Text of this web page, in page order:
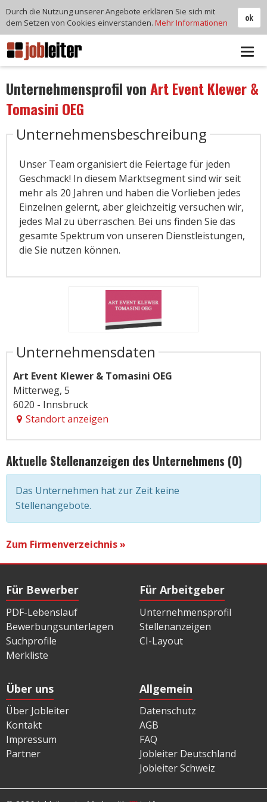
Unternehmensprofil vonArt Event Klewer &
Tomasini OEG
Unternehmensbeschreibung
Unser Team organisiert die Feiertage für jeden
Geschmack! In diesem Marktsegment sind wir seit
mehr als 20 Jahren und haben die Vorlieben jedes
Einzelnen gelernt, aber gleichzeitig versuchen wir,
jedes Mal zu überraschen. Bei uns finden Sie das
gesamte Spektrum von unseren Dienstleistungen,
die Sie nutzen können.
Unternehmensdaten
Art Event Klewer & Tomasini OEG
Mitterweg, 5
6020 - Innsbruck
Standort anzeigen
Aktuelle Stellenanzeigen des Unternehmens (0)
Das Unternehmen hat zur Zeit keine
Stellenangebote.
Zum Firmenverzeichnis »
Für Bewerber
PDF-Lebenslauf
Bewerbungsunterlagen
Suchprofile
Merkliste
Für Arbeitgeber
Unternehmensprofil
Stellenanzeigen
CI-Layout
Über uns
Über Jobleiter
Kontakt
Impressum
Partner
Allgemein
Datenschutz
AGB
FAQ
Jobleiter Deutschland
Jobleiter Schweiz
ok
Durch die Nutzung unserer Angebote erklären Sie sich mit
dem Setzen von Cookies einverstanden. Mehr Informationen